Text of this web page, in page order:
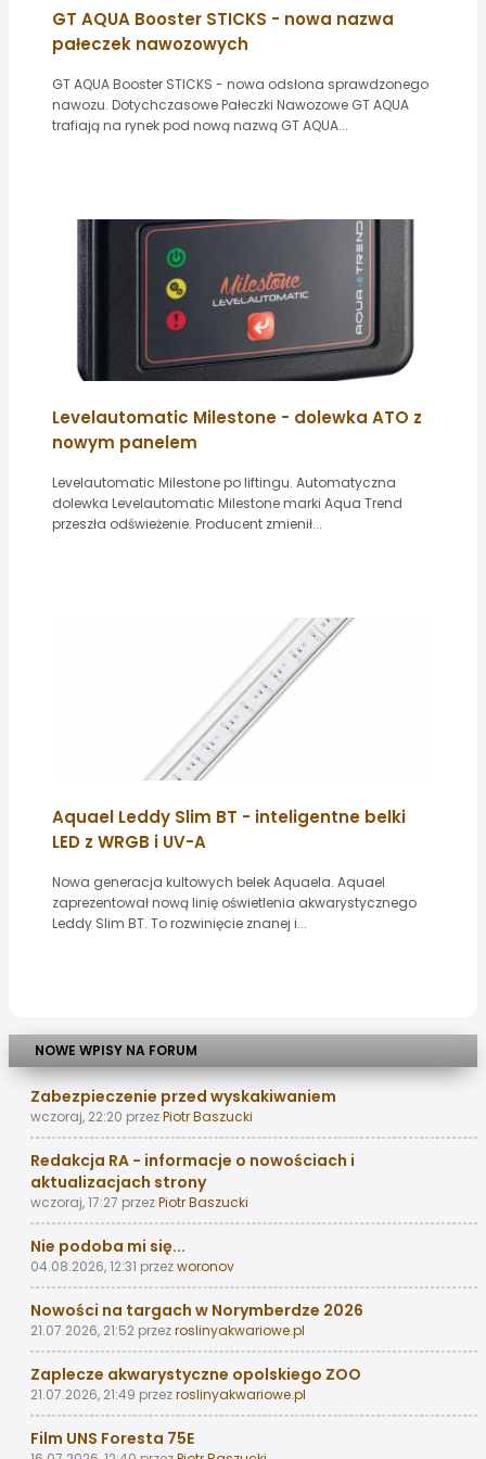
GT AQUA Booster STICKS - nowa nazwa
pałeczek nawozowych
GT AQUA Booster STICKS - nowa odsłona sprawdzonego
nawozu. Dotychczasowe Pałeczki Nawozowe GT AQUA
trafiają na rynek pod nową nazwą GT AQUA...
Levelautomatic Milestone - dolewka ATO z
nowym panelem
Levelautomatic Milestone po liftingu. Automatyczna
dolewka Levelautomatic Milestone marki Aqua Trend
przeszła odświeżenie. Producent zmienił...
Aquael Leddy Slim BT - inteligentne belki
LED z WRGB i UV-A
Nowa generacja kultowych belek Aquaela. Aquael
zaprezentował nową linię oświetlenia akwarystycznego
Leddy Slim BT. To rozwinięcie znanej i...
NOWE WPISY NA FORUM
Zabezpieczenie przed wyskakiwaniem
wczoraj, 22:20 przezPiotr Baszucki
Redakcja RA - informacje o nowościach i
aktualizacjach strony
wczoraj, 17:27 przezPiotr Baszucki
Nie podoba mi się...
04.08.2026, 12:31 przezworonov
Nowości na targach w Norymberdze 2026
21.07.2026, 21:52 przezroslinyakwariowe.pl
Zaplecze akwarystyczne opolskiego ZOO
21.07.2026, 21:49 przezroslinyakwariowe.pl
Film UNS Foresta 75E